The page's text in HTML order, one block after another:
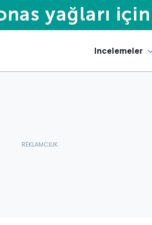
Incelemeler